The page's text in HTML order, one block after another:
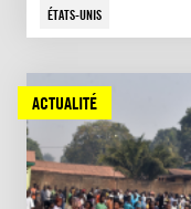
ÉTATS-UNIS
ACTUALITÉ